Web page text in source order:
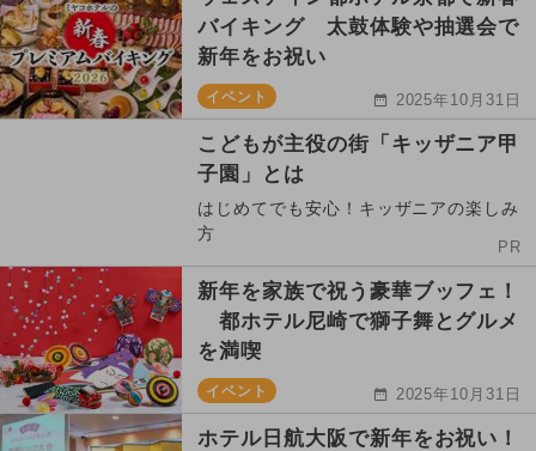
バイキング 太鼓体験や抽選会で
新年をお祝い
イベント 2025年10月31日
こどもが主役の街「キッザニア甲
子園」とは
はじめてでも安心！キッザニアの楽しみ
方
PR
新年を家族で祝う豪華ブッフェ！
都ホテル尼崎で獅子舞とグルメ
を満喫
イベント 2025年10月31日
ホテル日航大阪で新年をお祝い！